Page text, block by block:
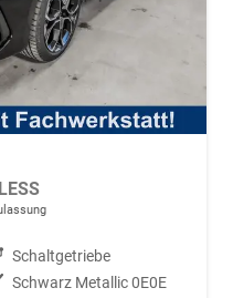
Schaltgetriebe
Schwarz Metallic 0E0E